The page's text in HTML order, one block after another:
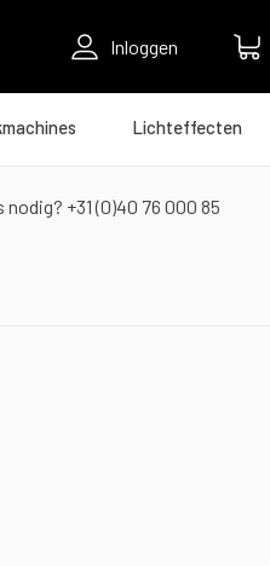
Inloggen
Lichteffecten
nodig? +31 (0)40 76 000 85